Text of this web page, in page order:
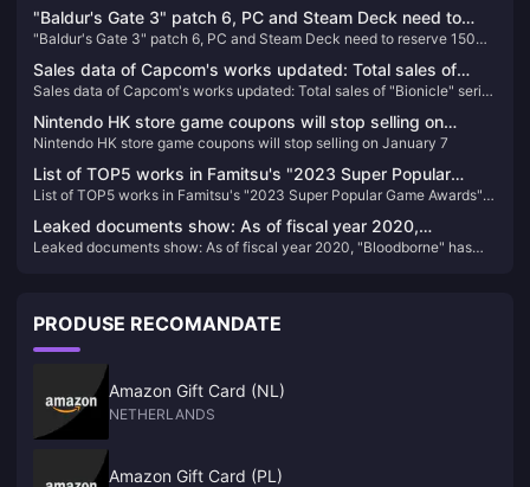
to recreate the glory of JRPG!
JRPG!
"Baldur's Gate 3" patch 6, PC and Steam Deck need to
reserve 150G space
"Baldur's Gate 3" patch 6, PC and Steam Deck need to reserve 150G
Sales data of Capcom's works updated: Total sales of
"Bionicle" series reached 154 million
Sales data of Capcom's works updated: Total sales of "Bionicle" series
Nintendo HK store game coupons will stop selling on
January 7
Nintendo HK store game coupons will stop selling on January 7
List of TOP5 works in Famitsu's "2023 Super Popular
Game Awards" announced
List of TOP5 works in Famitsu's "2023 Super Popular Game Awards"
Leaked documents show: As of fiscal year 2020,
"Bloodborne" has sold 7.464 million copies
Leaked documents show: As of fiscal year 2020, "Bloodborne" has
PRODUSE RECOMANDATE
Amazon Gift Card (NL)
NETHERLANDS
Amazon Gift Card (PL)